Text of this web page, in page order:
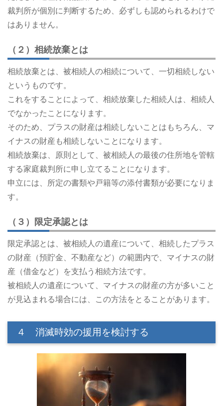
裁判所が個別に判断するため、必ずしも認められるわけで
はありません。
（２）相続放棄とは
相続放棄とは、被相続人の相続について、一切相続しない
というものです。
これをすることによって、相続放棄した相続人は、相続人
でなかったことになります。
そのため、プラスの財産は相続しないことはもちろん、マ
イナスの財産も相続しないことになります。
相続放棄は、原則として、被相続人の最後の住所地を管轄
する家庭裁判所に申し立てることになります。
申立には、所定の書類や戸籍等の添付書類が必要になりま
す。
（３）限定承認とは
限定承認とは、被相続人の遺産について、相続したプラス
の財産（預貯金、不動産など）の範囲内で、マイナスの財
産（借金など）を支払う相続方法です。
被相続人の遺産について、マイナスの財産の方が多いこと
が見込まれる場合には、この方法をとることがあります。
４ 消滅時効の援用を検討する